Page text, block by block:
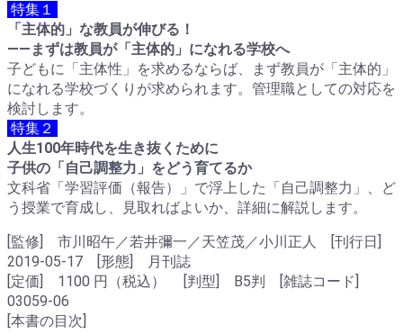
特集１
「主体的」な教員が伸びる！
――まずは教員が「主体的」になれる学校へ
子どもに「主体性」を求めるならば、まず教員が「主体的」
になれる学校づくりが求められます。管理職としての対応を
検討します。
特集２
人生100年時代を生き抜くために
子供の「自己調整力」をどう育てるか
文科省「学習評価（報告）」で浮上した「自己調整力」、ど
う授業で育成し、見取ればよいか、詳細に解説します。
[監修] 市川昭午／若井彌一／天笠茂／小川正人 [刊行日]
2019-05-17 [形態] 月刊誌
[定価] 1100 円（税込） [判型] B5判 [雑誌コード]
03059-06
[本書の目次]